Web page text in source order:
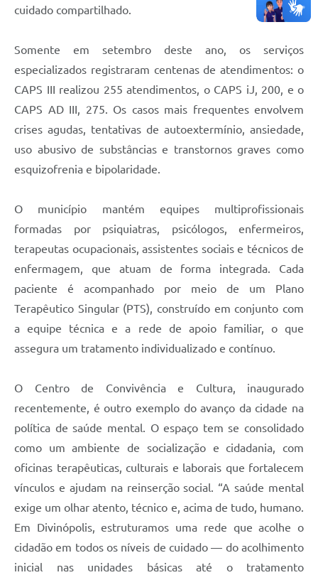
cuidado compartilhado.
Somente em setembro deste ano, os serviços
especializados registraram centenas de atendimentos: o
CAPS III realizou 255 atendimentos, o CAPS iJ, 200, e o
CAPS AD III, 275. Os casos mais frequentes envolvem
crises agudas, tentativas de autoextermínio, ansiedade,
uso abusivo de substâncias e transtornos graves como
esquizofrenia e bipolaridade.
O município mantém equipes multiprofissionais
formadas por psiquiatras, psicólogos, enfermeiros,
terapeutas ocupacionais, assistentes sociais e técnicos de
enfermagem, que atuam de forma integrada. Cada
paciente é acompanhado por meio de um Plano
Terapêutico Singular (PTS), construído em conjunto com
a equipe técnica e a rede de apoio familiar, o que
assegura um tratamento individualizado e contínuo.
O Centro de Convivência e Cultura, inaugurado
recentemente, é outro exemplo do avanço da cidade na
política de saúde mental. O espaço tem se consolidado
como um ambiente de socialização e cidadania, com
oficinas terapêuticas, culturais e laborais que fortalecem
vínculos e ajudam na reinserção social. “A saúde mental
exige um olhar atento, técnico e, acima de tudo, humano.
Em Divinópolis, estruturamos uma rede que acolhe o
cidadão em todos os níveis de cuidado — do acolhimento
inicial nas unidades básicas até o tratamento